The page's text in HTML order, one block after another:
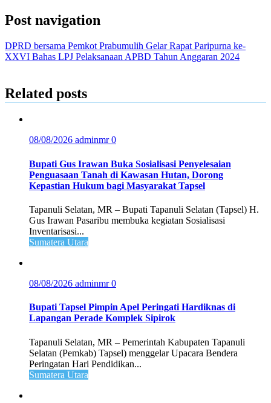
Post navigation
DPRD bersama Pemkot Prabumulih Gelar Rapat Paripurna ke-
XXVI Bahas LPJ Pelaksanaan APBD Tahun Anggaran 2024
Related posts
08/08/2026 adminmr0
Bupati Gus Irawan Buka Sosialisasi Penyelesaian
Penguasaan Tanah di Kawasan Hutan, Dorong
Kepastian Hukum bagi Masyarakat Tapsel
Tapanuli Selatan, MR – Bupati Tapanuli Selatan (Tapsel) H.
Gus Irawan Pasaribu membuka kegiatan Sosialisasi
Inventarisasi...
Sumatera Utara
08/08/2026 adminmr0
Bupati Tapsel Pimpin Apel Peringati Hardiknas di
Lapangan Perade Komplek Sipirok
Tapanuli Selatan, MR – Pemerintah Kabupaten Tapanuli
Selatan (Pemkab) Tapsel) menggelar Upacara Bendera
Peringatan Hari Pendidikan...
Sumatera Utara